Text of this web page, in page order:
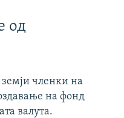
од
членки на
на фонд
валута.